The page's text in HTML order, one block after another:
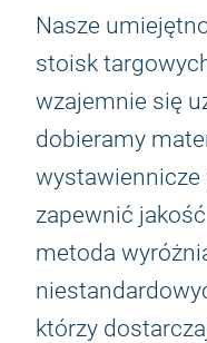
Nasze
stoisk
wzajemnie się
dobieramy
wystawiennicze
zapewnić
metoda
którzy